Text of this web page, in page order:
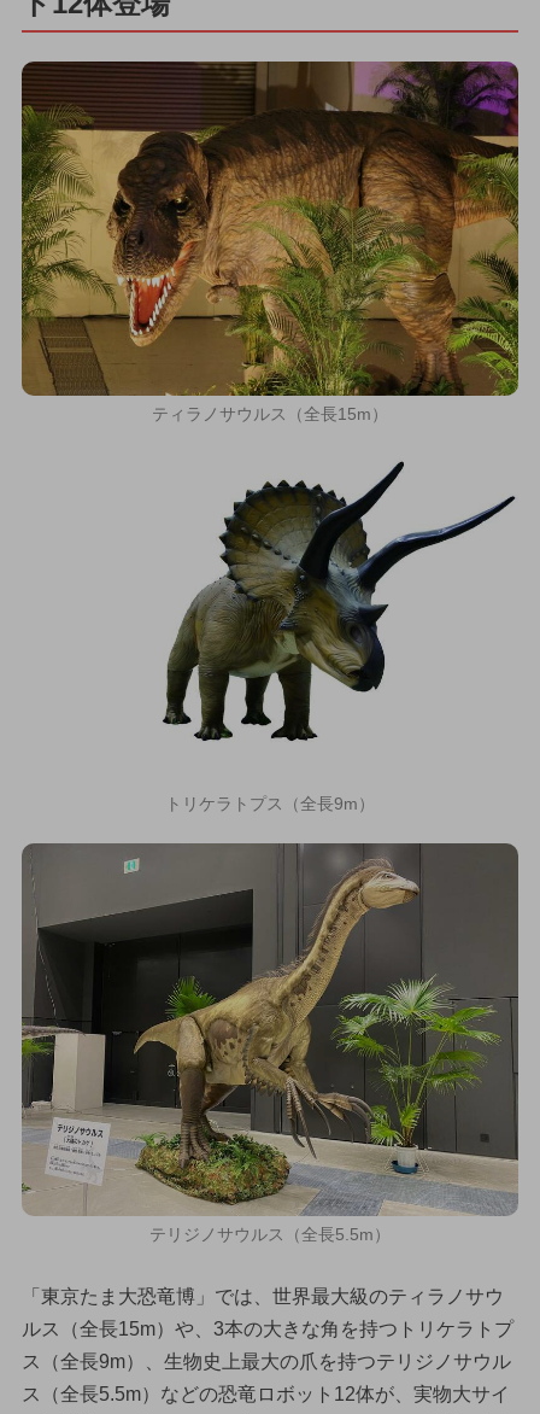
ティラノサウルス（全長15m）
トリケラトプス（全長9m）
テリジノサウルス（全長5.5m）
「東京たま大恐竜博」では、世界最大級のティラノサウ
ルス（全長15m）や、3本の大きな角を持つトリケラトプ
ス（全長9m）、生物史上最大の爪を持つテリジノサウル
ス（全長5.5m）などの恐竜ロボット12体が、実物大サイ